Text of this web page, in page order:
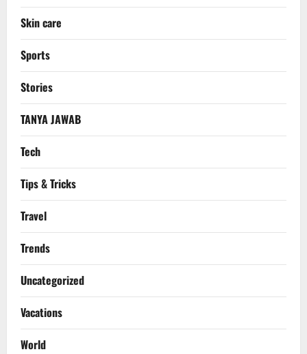
Skin care
Sports
Stories
TANYA JAWAB
Tech
Tips & Tricks
Travel
Trends
Uncategorized
Vacations
World